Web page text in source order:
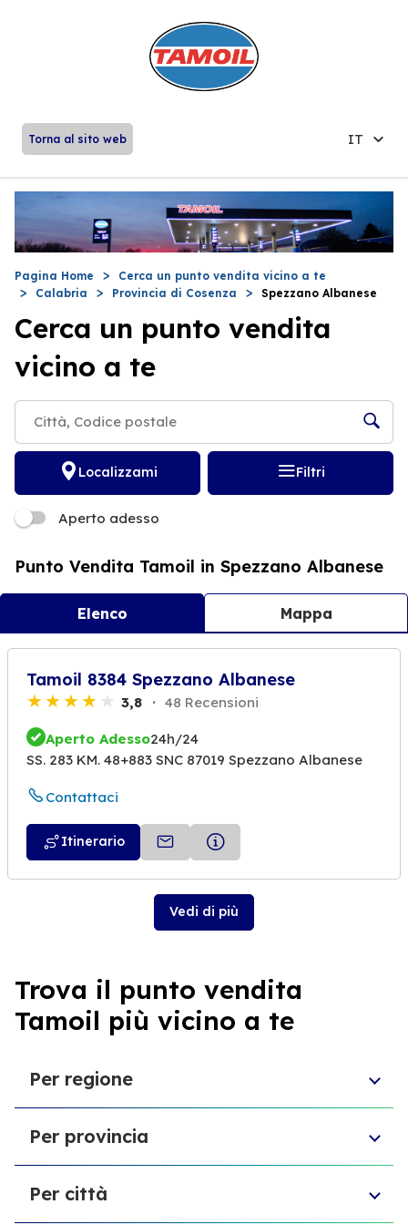
Torna al sito web IT
Pagina Home
Cerca un punto vendita vicino a te
Calabria
Provincia di Cosenza Spezzano Albanese
Cerca un punto vendita
vicino a te
Localizzami Filtri
Aperto adesso
Punto Vendita Tamoil in Spezzano Albanese
Elenco Mappa
Tamoil 8384 Spezzano Albanese
3,8 48 Recensioni
Aperto Adesso24h/24
SS. 283 KM. 48+883 SNC 87019 Spezzano Albanese
Contattaci
Itinerario
Vedi di più
Trova il punto vendita
Tamoil più vicino a te
Per regione
Sardegna
Puglia
Sicilia
Marche
Per provincia
Provincia di Forlì-Cesena
Provincia di Macerata
Per città